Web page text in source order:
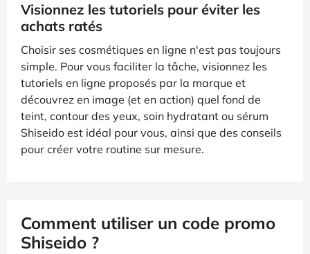
Visionnez les tutoriels pour éviter les
achats ratés
Choisir ses cosmétiques en ligne n'est pas toujours
simple. Pour vous faciliter la tâche, visionnez les
tutoriels en ligne proposés par la marque et
découvrez en image (et en action) quel fond de
teint, contour des yeux, soin hydratant ou sérum
Shiseido est idéal pour vous, ainsi que des conseils
pour créer votre routine sur mesure.
Comment utiliser un code promo
Shiseido ?